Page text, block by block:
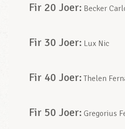
Fir 20 Joer: Becker
Fir 30 Joer: Lux Nic
Fir 40 Joer: Thelen
Fir 50 Joer: Gregorius